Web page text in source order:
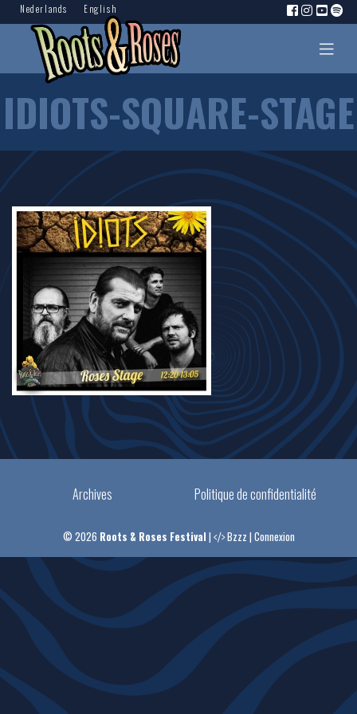
Nederlands English
IDIOTS-SQUARE-STAGE
Archives Politique de confidentialité
© 2026 Roots & Roses Festival | Bzzz | Connexion